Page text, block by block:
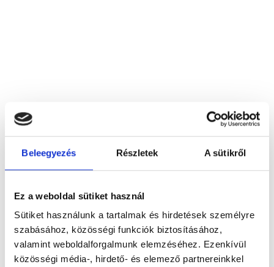
Beleegyezés Részletek A sütikről
Ez a weboldal sütiket használ
Sütiket használunk a tartalmak és hirdetések személyre
szabásához, közösségi funkciók biztosításához,
valamint weboldalforgalmunk elemzéséhez. Ezenkívül
közösségi média-, hirdető- és elemező partnereinkkel
B.Braun Medical Kft.
Foglalj időpontot megbízható
magánorvosokhoz most!